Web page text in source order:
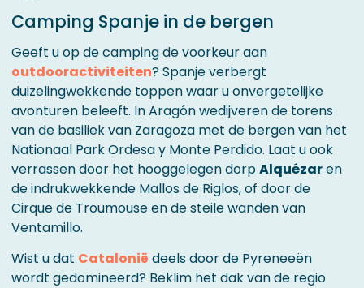
Camping Spanje in de bergen
Geeft u op de camping de voorkeur aan
outdooractiviteiten? Spanje verbergt
duizelingwekkende toppen waar u onvergetelijke
avonturen beleeft. In Aragón wedijveren de torens
van de basiliek van Zaragoza met de bergen van het
Nationaal Park Ordesa y Monte Perdido. Laat u ook
verrassen door het hooggelegen dorpAlquézaren
de indrukwekkende Mallos de Riglos, of door de
Cirque de Troumouse en de steile wanden van
Ventamillo.
Wist u dat Catalonië deels door de Pyreneeën
wordt gedomineerd? Beklim het dak van de regio